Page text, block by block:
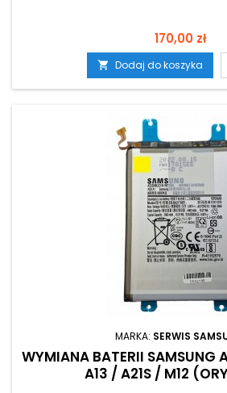
Cena
170,00 zł
 Dodaj do koszyka
MARKA: SERWIS
WYMIANA BATERII SAMSUNG
A13 / A21S / M12